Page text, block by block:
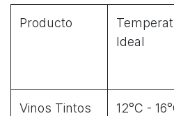
Producto
Ideal
Vinos Tintos 12°C -